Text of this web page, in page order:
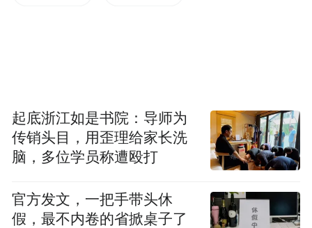
起底浙江如是书院：导师为
传销头目，用歪理给家长洗
脑，多位学员称遭殴打
官方发文，一把手带头休
假，最不内卷的省掀桌子了